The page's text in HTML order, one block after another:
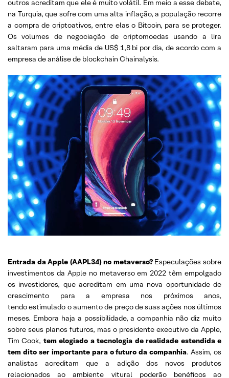
outros acreditam que ele é muito volátil. Em meio a esse debate,
na Turquia, que sofre com uma alta inflação, a população recorre
a compra de criptoativos, entre elas o Bitcoin, para se proteger.
Os volumes de negociação de criptomoedas usando a lira
saltaram para uma média de US$ 1,8 bi por dia, de acordo com a
empresa de análise de blockchain Chainalysis.
Entrada da Apple (AAPL34) no metaverso?Especulações sobre
investimentos da Apple no metaverso em 2022 têm empolgado
os investidores, que acreditam em uma nova oportunidade de
crescimento para a empresa nos próximos anos,
tendo estimulado o aumento de preço de suas ações nos últimos
meses. Embora haja a possibilidade, a companhia não diz muito
sobre seus planos futuros, mas o presidente executivo da Apple,
Tim Cook, tem elogiado a tecnologia de realidade estendida e
tem dito ser importante para o futuro da companhia. Assim, os
analistas acreditam que a adição dos novos produtos
relacionados ao ambiente vitural poderão benéficos ao